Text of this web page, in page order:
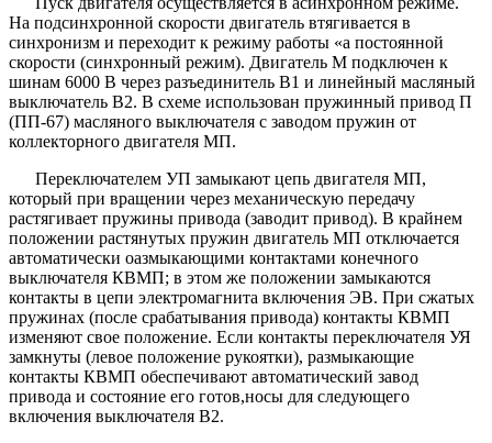
На подсинхронной скорости двигатель втягивается в
синхронизм и переходит к режиму работы «а постоянной
скорости (синхронный режим). Двигатель М подключен к
шинам 6000 В через разъединитель В1 и линейный масляный
выключатель В2. В схеме использован пружинный привод П
(ПП-67) масляного выключателя с заводом пружин от
коллекторного двигателя МП.
Переключателем УП замыкают цепь двигателя МП,
который при вращении через механическую передачу
растягивает пружины привода (заводит привод). В крайнем
положении растянутых пружин двигатель МП отключается
автоматически оазмыкающими контактами конечного
выключателя КВМП; в этом же положении замыкаются
контакты в цепи электромагнита включения ЭВ. При сжатых
пружинах (после срабатывания привода) контакты КВМП
изменяют свое положение. Если контакты переключателя УЯ
замкнуты (левое положение рукоятки), размыкающие
контакты КВМП обеспечивают автоматический завод
привода и состояние его готов,носы для следующего
включения выключателя В2.